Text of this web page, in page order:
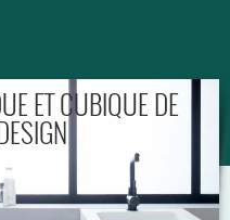
ET CUBIQUE DE